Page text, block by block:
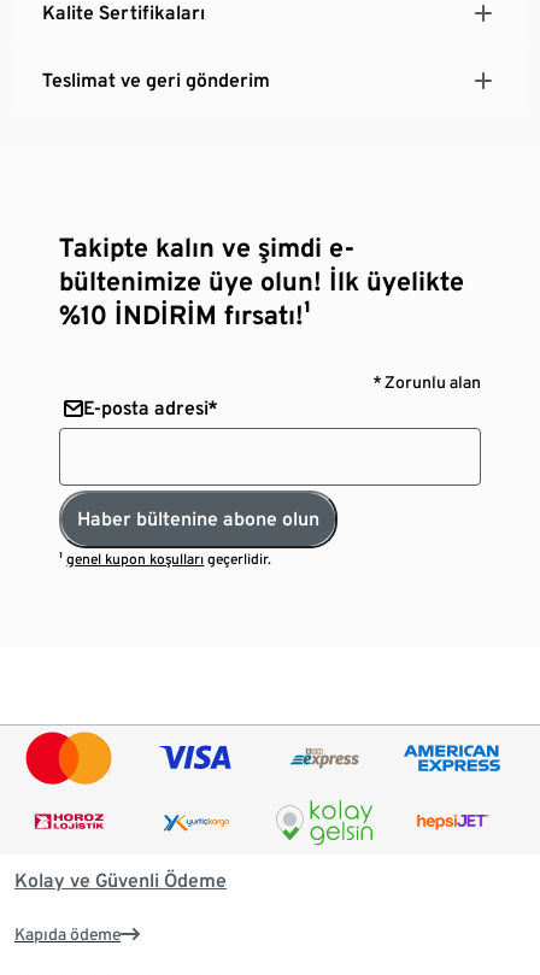
Kalite Sertifikaları
Teslimat ve geri gönderim
Takipte kalın ve şimdi e-
bültenimize üye olun! İlk üyelikte
%10 İNDİRİM fırsatı!¹
* Zorunlu alan
E-posta adresi*
Haber bültenine abone olun
¹genel kupon koşulları geçerlidir.
Kolay ve Güvenli Ödeme
Kapıda ödeme